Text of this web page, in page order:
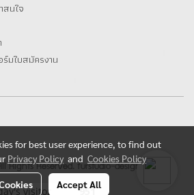
สนใจ
มใบสมัครงาน
Rights Reserved. furstudio-design.com
visitor 951
for best user experience, to find out
Privacy Policy and Cookies Policy
Accept All